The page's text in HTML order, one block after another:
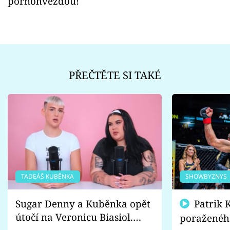
PŘEČTĚTE SI TAKÉ
TADEÁŠ KUBĚNKA
Sugar Denny a Kuběnka opět
útočí na Veronicu Biasiol.
SHOWBYZNYS